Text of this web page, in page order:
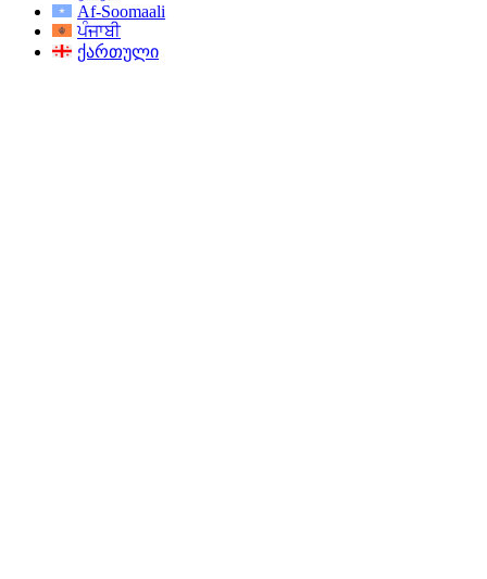
Af-Soomaali
ਪੰਜਾਬੀ
ქართული